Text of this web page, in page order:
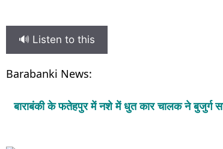
🔊 Listen to this
Barabanki News:
बाराबंकी के फतेहपुर में नशे में धुत कार चालक ने बुजुर्ग